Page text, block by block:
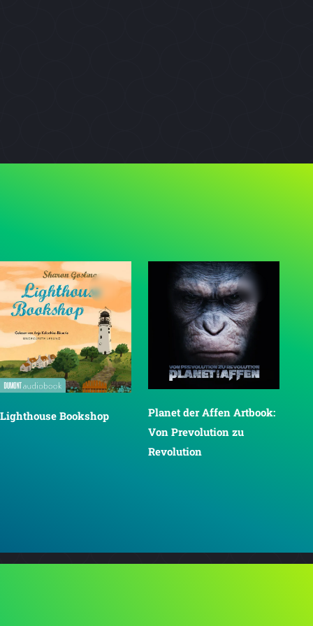
Lighthouse Bookshop
Planet der Affen Artbook:
Von Prevolution zu
Revolution